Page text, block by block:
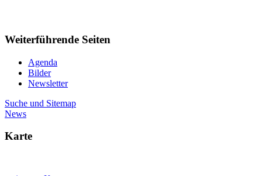
Weiterführende Seiten
Agenda
Bilder
Newsletter
Suche und Sitemap
News
Karte